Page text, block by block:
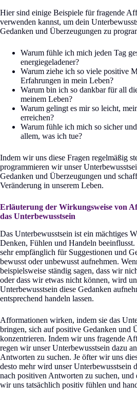
Hier sind einige Beispiele für fragende
verwenden kannst, um dein
Gedanken und Überzeugungen zu
Warum fühle ich mich jeden Tag
energiegeladener?
Warum ziehe ich so viele positive
Erfahrungen in mein Leben?
Warum bin ich so dankbar für all
meinem Leben?
Warum gelingt es mir so leicht,
erreichen?
Warum fühle ich mich so sicher
allem, was ich tue?
Indem wir uns diese Fragen regelmäßig
programmieren wir unser
Gedanken und Überzeugungen und
Veränderung in unserem Leben.
Erläuterung der Wirkungsweise von
das Unterbewusstsein
Das Unterbewusstsein ist ein mächtiges
Denken, Fühlen und Handeln beeinflusst.
sehr empfänglich für Suggestionen und
bewusst oder unbewusst aufnehmen.
beispielsweise ständig sagen, dass wir
oder dass wir etwas nicht können, wird
Unterbewusstsein diese Gedanken
entsprechend handeln lassen.
Afformationen wirken, indem sie das
bringen, sich auf positive Gedanken und
konzentrieren. Indem wir uns fragende
regen wir unser Unterbewusstsein dazu
Antworten zu suchen. Je öfter wir uns
desto mehr wird unser Unterbewusstsein
nach positiven Antworten zu suchen, und
wir uns tatsächlich positiv fühlen und